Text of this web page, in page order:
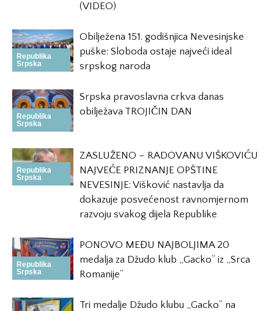
(VIDEO)
Republika
Srpska
Obilježena 151. godišnjica Nevesinjske
puške: Sloboda ostaje najveći ideal
srpskog naroda
Republika
Srpska
Srpska pravoslavna crkva danas
obilježava TROJIČIN DAN
Republika
Srpska
ZASLUŽENO – RADOVANU VIŠKOVIĆU
NAJVEĆE PRIZNANJE OPŠTINE
NEVESINJE: Višković nastavlja da
dokazuje posvećenost ravnomjernom
razvoju svakog dijela Republike
Republika
Srpska
PONOVO MEĐU NAJBOLJIMA 20
medalja za Džudo klub „Gacko“ iz „Srca
Romanije“
Tri medalje Džudo klubu „Gacko“ na